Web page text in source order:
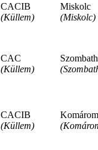
CACIB
(Küllem)
Miskolc
(Miskolc)
CAC
(Küllem)
CACIB
(Küllem)
Komárom